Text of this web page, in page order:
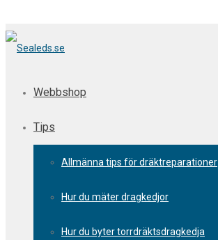
Webbshop
Tips
Allmänna tips för dräktreparationer
Hur du mäter dragkedjor
Hur du byter torrdräktsdragkedja